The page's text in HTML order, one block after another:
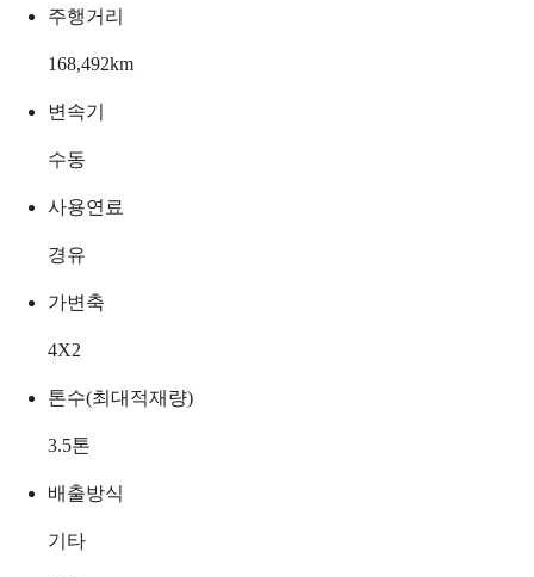
주행거리
168,492km
변속기
수동
사용연료
경유
가변축
4X2
톤수(최대적재량)
3.5톤
배출방식
기타